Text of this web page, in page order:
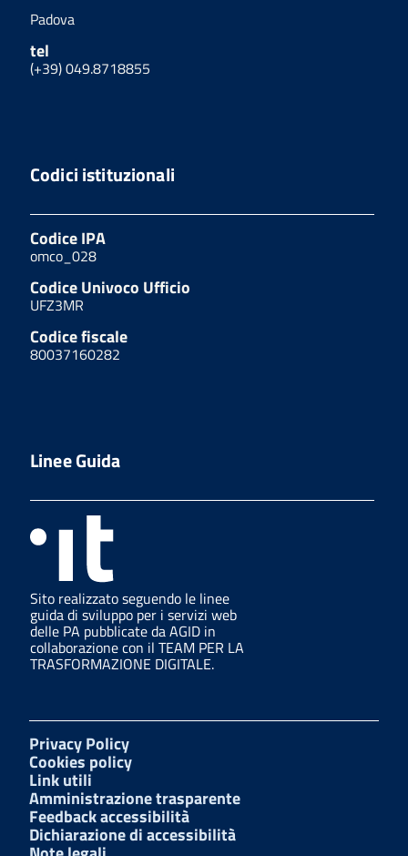
Padova
tel
(+39) 049.8718855
Codici istituzionali
Codice IPA
omco_028
Codice Univoco Ufficio
UFZ3MR
Codice fiscale
80037160282
Linee Guida
Sito realizzato seguendo le linee
guida di sviluppo per i servizi web
delle PA pubblicate da AGID in
collaborazione con il TEAM PER LA
TRASFORMAZIONE DIGITALE.
Privacy Policy
Cookies policy
Link utili
Amministrazione trasparente
Feedback accessibilità
Dichiarazione di accessibilità